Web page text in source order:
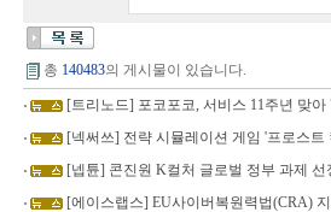
총 140483의 게시물이 있습니다.
[트리노드] 포코포코, 서비스 11주년 맞
[넥써쓰] 전략 시뮬레이션 게임 '프로스
[넵튠] 콘진원 K컬처 글로벌 정부 과제
[에이스랩스] EU사이버복원력법(CRA)